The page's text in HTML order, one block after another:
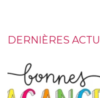
DERNIÈRES